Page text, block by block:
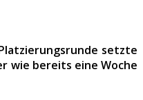
setzte
wie bereits eine Woche